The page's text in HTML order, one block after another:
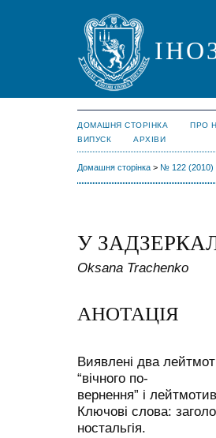
ДОМАШНЯ СТОРІНКА ПРО
ВИПУСК
АРХІВИ
Домашня сторінка > № 122 (2010)
У
Oksana Trachenko
АНОТАЦІЯ
Виявлені два
“вічного по-
вернення” і
Ключові слова:
ностальгія.